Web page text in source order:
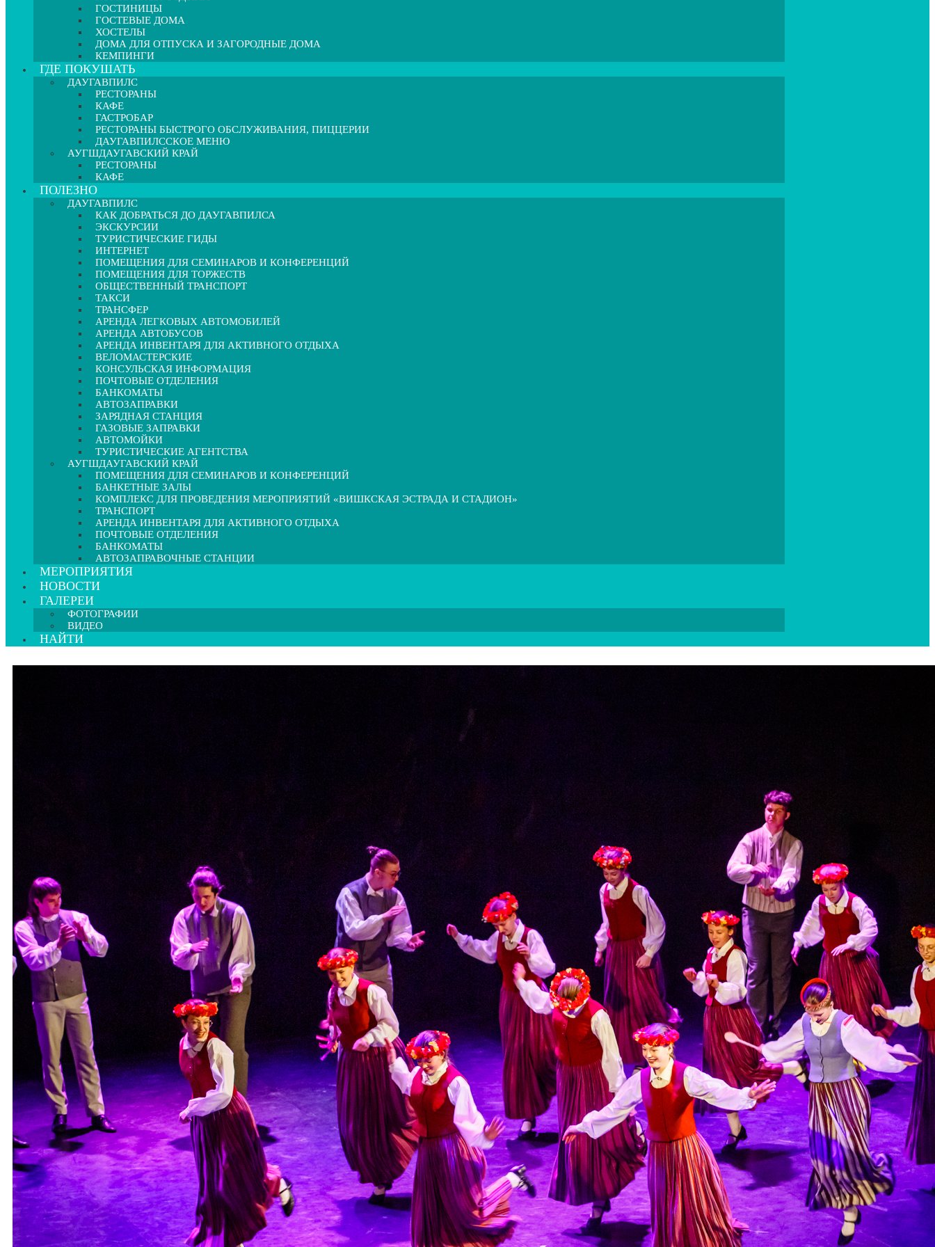
ГОСТИНИЦЫ
ГОСТЕВЫЕ ДОМА
ХОСТЕЛЫ
ДОМА ДЛЯ ОТПУСКА И ЗАГОРОДНЫЕ ДОМА
КЕМПИНГИ
ГДЕ ПОКУШАТЬ
ДАУГАВПИЛС
РЕСТОРАНЫ
КАФЕ
ГАСТРОБАР
РЕСТОРАНЫ БЫСТРОГО ОБСЛУЖИВАНИЯ, ПИЦЦЕРИИ
ДАУГАВПИЛССКОЕ МЕНЮ
АУГШДАУГАВСКИЙ КРАЙ
РЕСТОРАНЫ
КАФЕ
ПОЛЕЗНО
ДАУГАВПИЛС
КАК ДОБРАТЬСЯ ДО ДАУГАВПИЛСА
ЭКСКУРСИИ
ТУРИСТИЧЕСКИЕ ГИДЫ
ИНТЕРНЕТ
ПОМЕЩЕНИЯ ДЛЯ СЕМИНАРОВ И КОНФЕРЕНЦИЙ
ПОМЕЩЕНИЯ ДЛЯ ТОРЖЕСТВ
ОБЩЕСТВЕННЫЙ ТРАНСПОРТ
ТАКСИ
ТРАНСФЕР
АРЕНДА ЛЕГКОВЫХ АВТОМОБИЛЕЙ
АРЕНДА АВТОБУСОВ
АРЕНДА ИНВЕНТАРЯ ДЛЯ АКТИВНОГО ОТДЫХА
ВЕЛОМАСТЕРСКИЕ
КОНСУЛЬСКАЯ ИНФОРМАЦИЯ
ПОЧТОВЫЕ ОТДЕЛЕНИЯ
БАНКОМАТЫ
АВТОЗАПРАВКИ
ЗАРЯДНАЯ СТАНЦИЯ
ГАЗОВЫЕ ЗАПРАВКИ
АВТОМОЙКИ
ТУРИСТИЧЕСКИЕ АГЕНТСТВА
АУГШДАУГАВСКИЙ КРАЙ
ПОМЕЩЕНИЯ ДЛЯ СЕМИНАРОВ И КОНФЕРЕНЦИЙ
БАНКЕТНЫЕ ЗАЛЫ
КОМПЛЕКС ДЛЯ ПРОВЕДЕНИЯ МЕРОПРИЯТИЙ «ВИШКСКАЯ ЭСТРАДА И СТАДИОН»
ТРАНСПОРТ
АРЕНДА ИНВЕНТАРЯ ДЛЯ АКТИВНОГО ОТДЫХА
ПОЧТОВЫЕ ОТДЕЛЕНИЯ
БАНКОМАТЫ
АВТОЗАПРАВОЧНЫЕ СТАНЦИИ
МЕРОПРИЯТИЯ
НОВОСТИ
ГАЛЕРЕИ
ФОТОГРАФИИ
ВИДЕО
НАЙТИ